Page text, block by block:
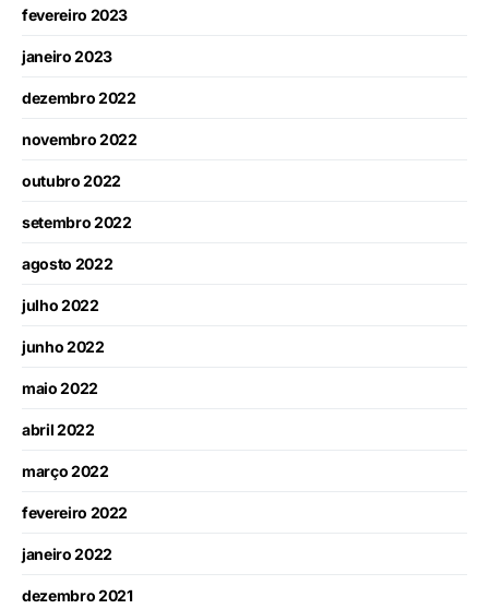
fevereiro 2023
janeiro 2023
dezembro 2022
novembro 2022
outubro 2022
setembro 2022
agosto 2022
julho 2022
junho 2022
maio 2022
abril 2022
março 2022
fevereiro 2022
janeiro 2022
dezembro 2021